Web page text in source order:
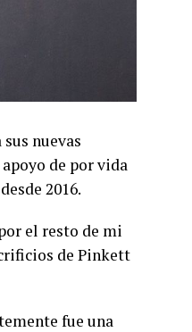
nuevas
de por vida
2016.
el resto de mi
de Pinkett
fue una